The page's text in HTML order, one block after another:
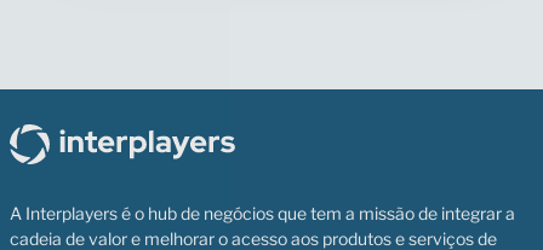
A Interplayers é o hub de negócios que tem a missão de integrar a
cadeia de valor e melhorar o acesso aos produtos e serviços de